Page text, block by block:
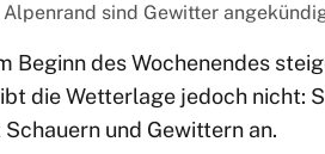
Alpenrand sind Gewitter
Beginn des Wochenendes
die Wetterlage jedoch nicht:
Schauern und Gewittern an.